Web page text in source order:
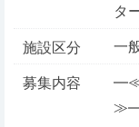
タ
施設区分
一
募集内容
―≪